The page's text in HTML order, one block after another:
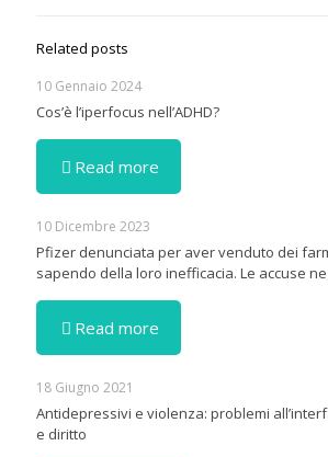
Related posts
10 Gennaio 2024
Cos’è l’iperfocus nell’ADHD?
Read more
10 Dicembre 2023
Pfizer denunciata per aver venduto dei
sapendo della loro inefficacia. Le accuse
Read more
18 Giugno 2021
Antidepressivi e violenza: problemi
e diritto